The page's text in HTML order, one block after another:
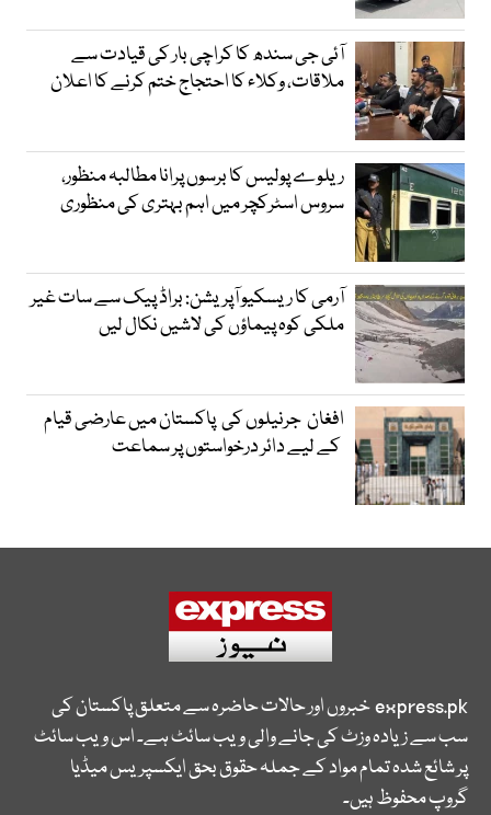
آئی جی سندھ کا کراچی بار کی قیادت سے
ملاقات، وکلاء کا احتجاج ختم کرنے کا اعلان
ریلوے پولیس کا برسوں پرانا مطالبہ منظور،
سروس اسٹرکچر میں اہم بہتری کی منظوری
آرمی کا ریسکیو آپریشن: براڈ پیک سے سات غیر
ملکی کوہ پیماؤں کی لاشیں نکال لیں
افغان جرنیلوں کی پاکستان میں عارضی قیام
کے لیے دائر درخواستوں پر سماعت
express.pkخبروں اور حالات حاضرہ سے متعلق پاکستان کی
سب سے زیادہ وزٹ کی جانے والی ویب سائٹ ہے۔ اس ویب سائٹ
پر شائع شدہ تمام مواد کے جملہ حقوق بحق ایکسپریس میڈیا
گروپ محفوظ ہیں۔